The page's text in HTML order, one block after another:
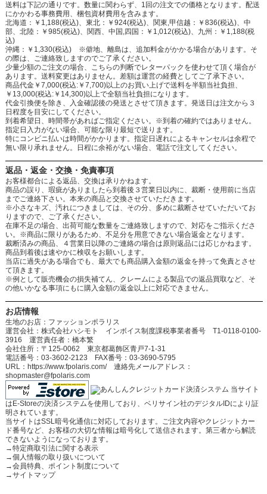
送料は下記の通りです。数量に関わらず、1回の注文での価格となります。配送
にかかわる事務費用、梱包資材費用を含みます。
北海道：￥1,188(税込)、東北：￥924(税込)、関東,甲信越：￥836(税込)、中
部、北陸：￥985(税込)、関西、中国,四国：￥1,012(税込)、九州：￥1,188(税
込)
沖縄：￥1,330(税込) ※僻地、離島は、追加料金がかかる場合があります。そ
の際は、ご連絡致しますのでご了承ください。
少量少額のご注文の場合、こちらの判断でレターパックを使わせて頂く場合が
あります。送料変更はありません。差額は運営の経費としてご了承下さい。
商品代金￥7,000(税込:￥7,700)以上のお買い上げで送料を半額当社負担、
￥13,000(税込:￥14,300)以上で全額当社負担になります。
代金引換便を除き、入金確認後の発送とさせて頂きます。発送日は注文から３
日程度を目安にしてください。
到着希望日、時間帯があればご指定ください。※到着の確約ではありません。
指定日入力がない場合、可能な限り最短で送ります。
特にコンビニ払いは時間がかかります。指定日遅れによるキャンセルは余程で
無い限り承れません。日程に余裕がない場合、電話で注文してください。
返品・返金・交換・免責事項
お客様都合による返品、交換は承りかねます。
商品の誤り、瑕疵がありましたら到着後３営業日以内に、裁断・使用前に当店
までご連絡下さい。本来の商品と交換させていただきます。
※小さなキズ、汚れにつきましては、その分、多めに裁断させていただいてお
りますので、ご了承ください。
在庫不足の場合、出荷可能な数量をご連絡致しますので、対応をご指示くださ
い。※商品に限りがあるため、不足分を用意できない場合返金となります。
裁断済みの商品、４営業日以降のご連絡の場合は原則返品には応じかねます。
商品到着後は速やかに検収をお願いします。
当店に過失がある場合でも、最大でも商品購入金額の返金を持って免責とさせ
て頂きます。
※例として販売機会の損失補てん、クレームによる製品での返品買取など、そ
の他いかなる事項にもに購入金額の返金以上に対応できません。
お店情報
生地のお店：ファッションポラリス
運営会社：株式会社ハシモト インボイス制度課税事業者番号 T1-0118-0100-
3916 運営責任者：橋本繁
会社住所：〒125-0062 東京都葛飾区青戸7-1-31
電話番号：03-3602-2123 FAX番号：03-3690-5795
URL：https://www.fpolaris.com/ 連絡先メールアドレス：
shopmaster@fpolaris.com
当サイト
はE-Storeの決済システムを使用しており、ベリサイン社のデジタルIDにより証
明されています。
当サイトはSSL暗号化通信に対応しております。ご注文内容やクレジットカー
ド番号など、お客様の大切な情報は暗号化して送信されます。第三者から解読
できないようになっております。
→特定商取引法に関する表示
→個人情報の取り扱いについて
→会員特典、ポイント制度について
→サイトマップ